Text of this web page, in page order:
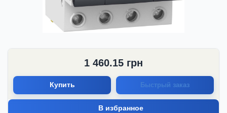
1 460.15 грн
Купить Быстрый заказ
В избранное